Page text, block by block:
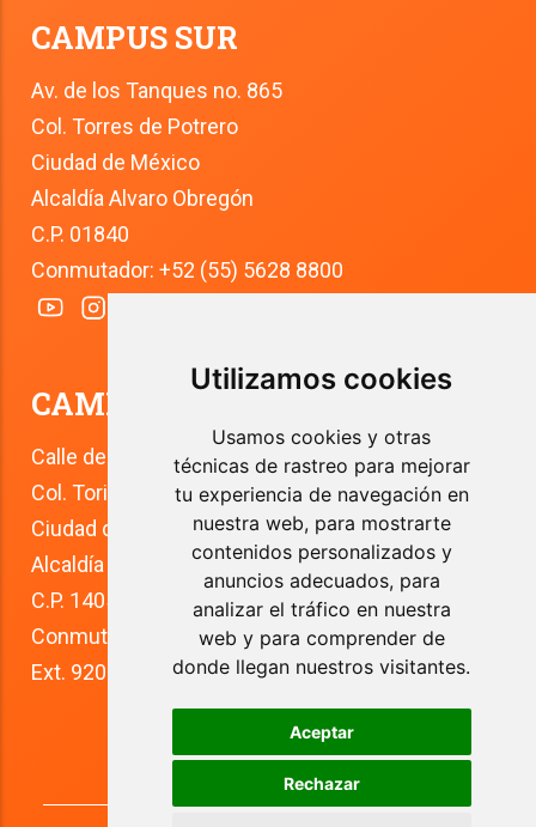
Utilizamos cookies
Usamos cookies y otras
técnicas de rastreo para mejorar
tu experiencia de navegación en
nuestra web, para mostrarte
contenidos personalizados y
anuncios adecuados, para
analizar el tráfico en nuestra
web y para comprender de
donde llegan nuestros visitantes.
Aceptar
Rechazar
CAMPUS SUR
Av. de los Tanques no. 865
Col. Torres de Potrero
Ciudad de México
Alcaldía Alvaro Obregón
C.P. 01840
Conmutador: +52 (55) 5628 8800
CAMPUS TLALPAN
Calle del Río 4
Col. Toriello Guerra
Ciudad de México
Alcaldía Tlalpan
C.P. 14050
Conmutador: +52 (55) 5627 0210
Ext. 9200